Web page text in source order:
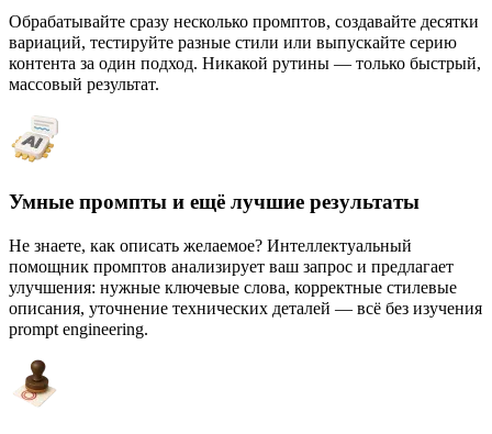
Обрабатывайте сразу несколько промптов, создавайте десятки
вариаций, тестируйте разные стили или выпускайте серию
контента за один подход. Никакой рутины — только быстрый,
массовый результат.
Умные промпты и ещё лучшие результаты
Не знаете, как описать желаемое? Интеллектуальный
помощник промптов анализирует ваш запрос и предлагает
улучшения: нужные ключевые слова, корректные стилевые
описания, уточнение технических деталей — всё без изучения
prompt engineering.